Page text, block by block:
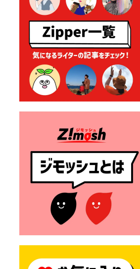
2026年7月9日 廃食用油の回
収
2026年7月7日 「おゆずりコ
ーナー」について
2026年7月1日 豊前市民プール
一般開放
（令和８年４月１日施行）
格改定
2026年6月23日 公告一覧（市
内業者対象）を更新しまし
2026年6月23日 （一財）豊前
市佐野・則尾育英会奨学生募